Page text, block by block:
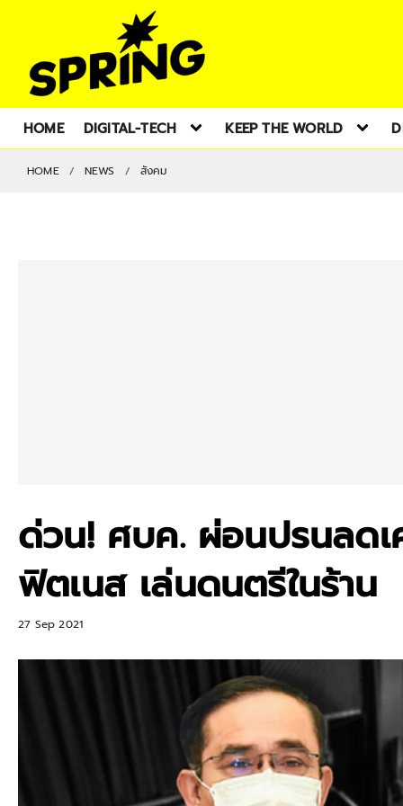
HOME DIGITAL-TECH KEEP THE WORLD
HOME NEWS สังคม
ด่วน! ศบค. ผ่อนปรนลด
ฟิตเนส เล่นดนตรีในร้าน
27 Sep 2021